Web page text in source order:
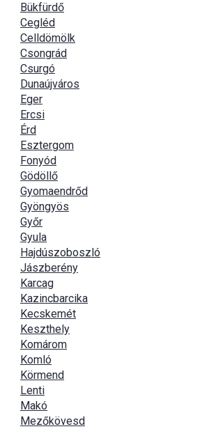
Bükfürdő
Cegléd
Celldömölk
Csongrád
Csurgó
Dunaújváros
Eger
Ercsi
Érd
Esztergom
Fonyód
Gödöllő
Gyomaendrőd
Gyöngyös
Győr
Gyula
Hajdúszoboszló
Jászberény
Karcag
Kazincbarcika
Kecskemét
Keszthely
Komárom
Komló
Körmend
Lenti
Makó
Mezőkövesd